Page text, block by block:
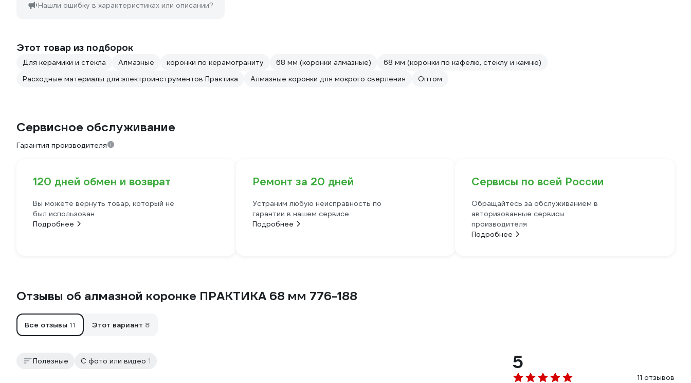
Нашли ошибку в характеристиках или описании?
Этот товар из подборок
Для керамики и стекла Алмазные коронки по керамограниту 68 мм (коронки алмазные)
68 мм (коронки по кафелю, стеклу и камню)
Расходные материалы для электроинструментов Практика
Алмазные коронки для мокрого сверления Оптом
Сервисное обслуживание
Гарантия производителя
120 дней обмен и возврат
Вы можете вернуть товар, который не
был использован
Подробнее
Ремонт за 20 дней
Устраним любую неисправность по
гарантии в нашем сервисе
Подробнее
Сервисы по всей России
Обращайтесь за обслуживанием в
авторизованные сервисы
производителя
Подробнее
Отзывы об алмазной коронке ПРАКТИКА 68 мм 776-188
Все отзывы 11 Этот вариант 8
5
11 отзывов
Полезные С фото или видео 1